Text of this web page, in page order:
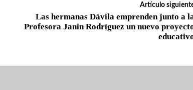
Artículo
Las hermanas Dávila emprenden junto a
Profesora Janin Rodríguez un nuevo